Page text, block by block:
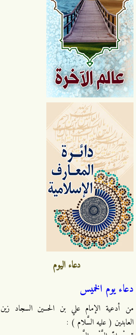
دعاء اليوم
دعاء يوم الخميس
من أدعية الإمام علي بن الحسين السجاد زين
العابدين ( عليه السَّلام ) :